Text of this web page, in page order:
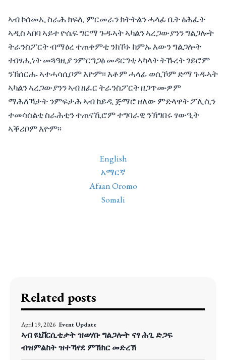
ኣብ ኮሰመኢ ስራሕ ክፍሊ ምርመራን ክትትልን ሓላፊ ቤት ፅሕፈት
ኣዲስ ኣበባ ኣይተ ዮሴፍ ግርማ ጉዱኣት ኣካልን ኣረጋውያንን ግልጋሎት
ትራንስፖርት ብማዕረ ተጠቀምቲ ንክኾኑ ከምኡ እውን ግልጋሎት
ተበፃሒነት መጓዓዚያ ንምርግጋፅ መዳርግቲ ኣካላት ትኹረት ገይሮም
ንኽሰርሑ ኣተሓሳሲቦም እዮም፡፡ እቶም ሓላፊ ወሲኾም ድማ ጉዱኣት
ኣካልን ኣረጋውያንን ኣብ ዘፈር ትራንስፖርት ዘጋጥሙዎም
ማሕለኻታት ንምፍታሕ ኣብ ከይዲ ጅማሮ ዘለው ምድላዋት ፖሊሲን
ተመሳሰልቲ ስራሕቲን ተጠናኺሮም ተግባራዊ ንኽግበሩ ፃውዒት
ኣቕሪቦም እዮም፡፡
English
አማርኛ
Afaan Oromo
Somali
Related posts
April 19, 2026 Event Update
ኣብ ዩኒቨርሲቲታት ዝወሃቡ ግልጋሎት ናፃ ሕጊ ድጋፍ
ብዝምልከት ዝተኻየደ ምኽክር መድረኽ